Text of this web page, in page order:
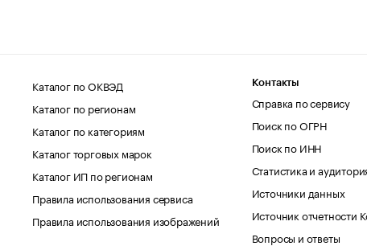
Каталог по ОКВЭД
Каталог по регионам
Каталог по категориям
Каталог торговых марок
Каталог ИП по регионам
Правила использования сервиса
Правила использования изображений
Контакты
Справка по сервису
Поиск по ОГРН
Поиск по ИНН
Статистика и
Источники данных
Источник отчетности
Вопросы и ответы